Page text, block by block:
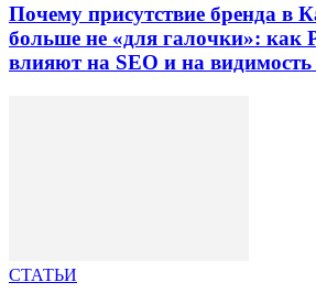
Почему присутствие бренда в
больше не «для галочки»: как
влияют на SEO и на
СТАТЬИ